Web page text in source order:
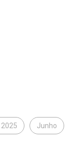
Junho